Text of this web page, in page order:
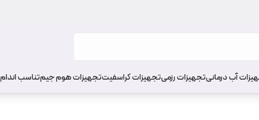
آب درمانیتجهیزات رزمیتجهیزات کراسفیتتجهیزات هوم جیمتناسب اندام